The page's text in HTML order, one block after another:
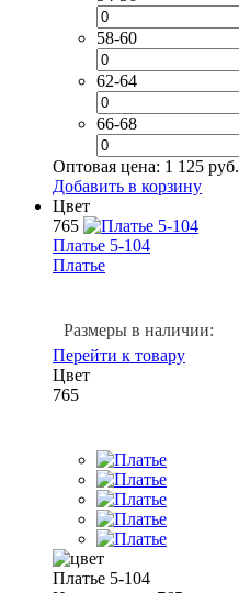
58-60
62-64
66-68
Оптовая цена: 1 125 руб.
Добавить в корзину
Цвет
765
Платье 5-104
Платье
Размеры в наличии:
Перейти к товару
Цвет
765
Платье 5-104